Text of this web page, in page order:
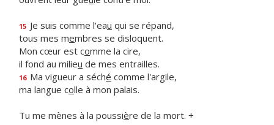
15 Je suis comme l'eau qui se répand,
tous mes membres se disloquent.
Mon cœur est comme la cire,
il fond au milieu de mes entrailles.
16 Ma vigueur a séché comme l'argile,
ma langue colle à mon palais.
Tu me mènes à la poussière de la mort. +